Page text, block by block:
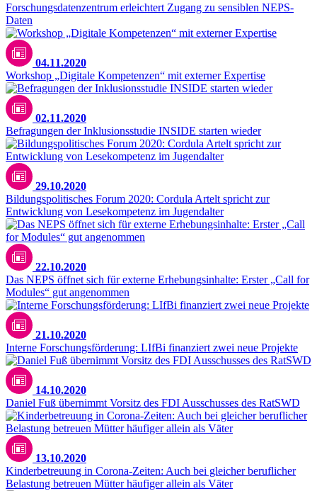
Forschungsdatenzentrum erleichtert Zugang zu sensiblen NEPS-
Daten
04.11.2020
Workshop „Digitale Kompetenzen“ mit externer Expertise
02.11.2020
Befragungen der Inklusionsstudie INSIDE starten wieder
29.10.2020
Bildungspolitisches Forum 2020: Cordula Artelt spricht zur
Entwicklung von Lesekompetenz im Jugendalter
22.10.2020
Das NEPS öffnet sich für externe Erhebungsinhalte: Erster „Call for
Modules“ gut angenommen
21.10.2020
Interne Forschungsförderung: LIfBi finanziert zwei neue Projekte
14.10.2020
Daniel Fuß übernimmt Vorsitz des FDI Ausschusses des RatSWD
13.10.2020
Kinderbetreuung in Corona-Zeiten: Auch bei gleicher beruflicher
Belastung betreuen Mütter häufiger allein als Väter